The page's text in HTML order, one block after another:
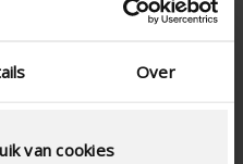
Over
van cookies